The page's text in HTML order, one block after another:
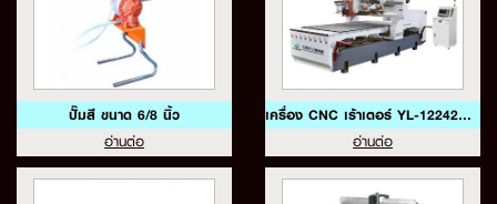
ปั๊มสี ขนาด 6/8 นิ้ว
อ่านต่อ
เครื่อง CNC เร้าเตอร์ YL-12242R+B-DL
อ่านต่อ